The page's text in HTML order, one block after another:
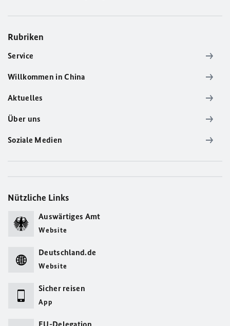
Rubriken
Service
Willkommen in China
Aktuelles
Über uns
Soziale Medien
Nützliche Links
Auswärtiges Amt
Website
Deutschland.de
Website
Sicher reisen
App